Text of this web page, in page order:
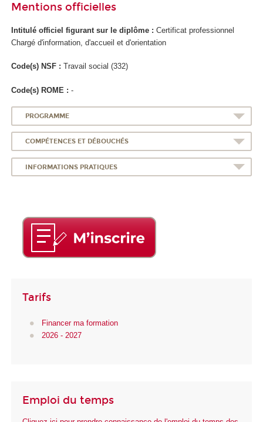
Mentions officielles
Intitulé officiel figurant sur le diplôme : Certificat professionnel
Chargé d'information, d'accueil et d'orientation
Code(s) NSF : Travail social (332)
Code(s) ROME : -
PROGRAMME
COMPÉTENCES ET DÉBOUCHÉS
INFORMATIONS PRATIQUES
Tarifs
Financer ma formation
2026 - 2027
Emploi du temps